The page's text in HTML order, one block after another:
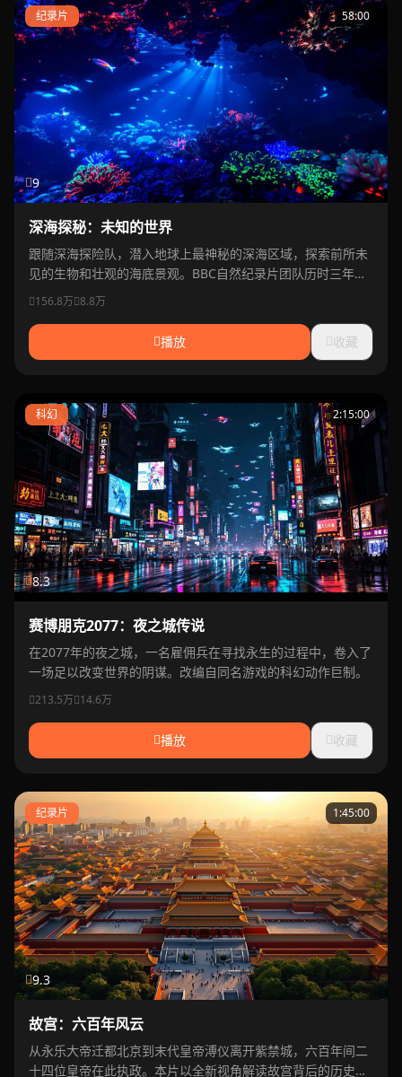
纪录片 58:00
9
深海探秘：未知的世界
跟随深海探险队，潜入地球上最神秘的深海区域，探索前所未
见的生物和壮观的海底景观。BBC自然纪录片团队历时三年精
心制作。
156.8万 8.8万
播放 收藏
科幻 2:15:00
8.3
赛博朋克2077：夜之城传说
在2077年的夜之城，一名雇佣兵在寻找永生的过程中，卷入了
一场足以改变世界的阴谋。改编自同名游戏的科幻动作巨制。
213.5万 14.6万
播放 收藏
纪录片 1:45:00
9.3
故宫：六百年风云
从永乐大帝迁都北京到末代皇帝溥仪离开紫禁城，六百年间二
十四位皇帝在此执政。本片以全新视角解读故宫背后的历史密